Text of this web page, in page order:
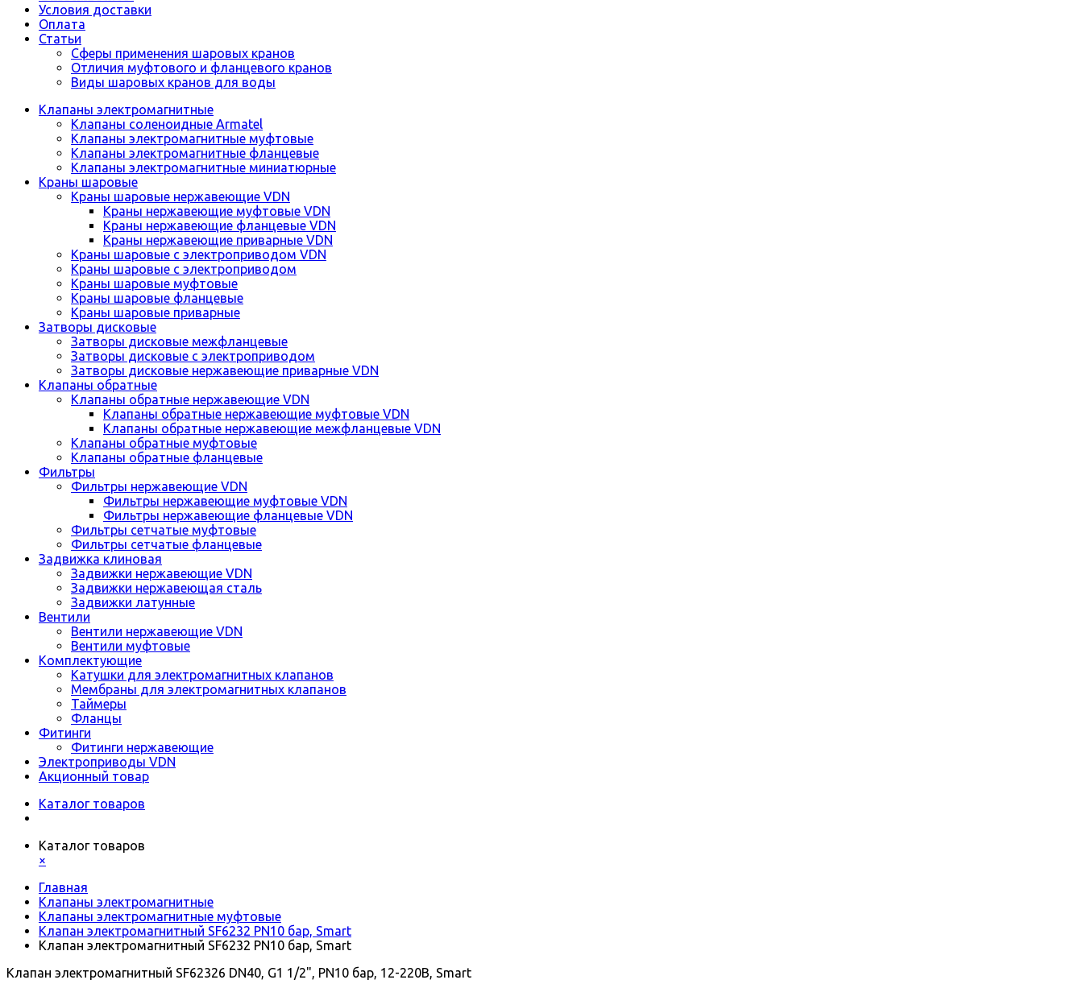
Условия доставки
Оплата
Статьи
Сферы применения шаровых кранов
Отличия муфтового и фланцевого кранов
Виды шаровых кранов для воды
Клапаны электромагнитные
Клапаны соленоидные Armatel
Клапаны электромагнитные муфтовые
Клапаны электромагнитные фланцевые
Клапаны электромагнитные миниатюрные
Краны шаровые
Краны шаровые нержавеющие VDN
Краны нержавеющие муфтовые VDN
Краны нержавеющие фланцевые VDN
Краны нержавеющие приварные VDN
Краны шаровые с электроприводом VDN
Краны шаровые с электроприводом
Краны шаровые муфтовые
Краны шаровые фланцевые
Краны шаровые приварные
Затворы дисковые
Затворы дисковые межфланцевые
Затворы дисковые с электроприводом
Затворы дисковые нержавеющие приварные VDN
Клапаны обратные
Клапаны обратные нержавеющие VDN
Клапаны обратные нержавеющие муфтовые VDN
Клапаны обратные нержавеющие межфланцевые VDN
Клапаны обратные муфтовые
Клапаны обратные фланцевые
Фильтры
Фильтры нержавеющие VDN
Фильтры нержавеющие муфтовые VDN
Фильтры нержавеющие фланцевые VDN
Фильтры сетчатые муфтовые
Фильтры сетчатые фланцевые
Задвижка клиновая
Задвижки нержавеющие VDN
Задвижки нержавеющая сталь
Задвижки латунные
Вентили
Вентили нержавеющие VDN
Вентили муфтовые
Комплектующие
Катушки для электромагнитных клапанов
Мембраны для электромагнитных клапанов
Таймеры
Фланцы
Фитинги
Фитинги нержавеющие
Электроприводы VDN
Акционный товар
Каталог товаров
Каталог товаров
×
Главная
Клапаны электромагнитные
Клапаны электромагнитные муфтовые
Клапан электромагнитный SF6232 PN10 бар, Smart
Клапан электромагнитный SF6232 PN10 бар, Smart
Клапан электромагнитный SF62326 DN40, G1 1/2", PN10 бар, 12-220В, Smart